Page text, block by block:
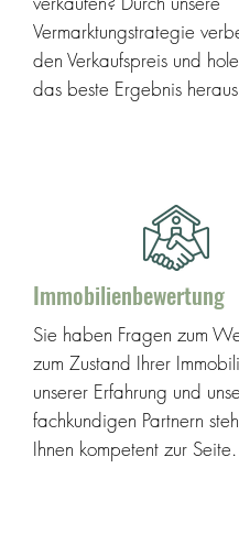
Vermarktungstrategie
den Verkaufspreis und
das beste Ergebnis
Immobilienbewertung
Sie haben Fragen zum
zum Zustand Ihrer
unserer Erfahrung und
fachkundigen Partnern
Ihnen kompetent zur Seite.